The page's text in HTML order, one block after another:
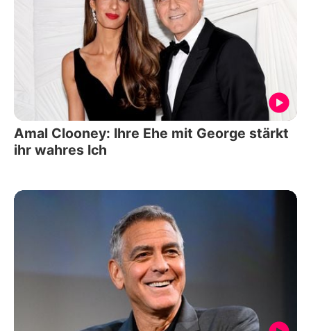
Amal Clooney: Ihre Ehe mit George stärkt
ihr wahres Ich